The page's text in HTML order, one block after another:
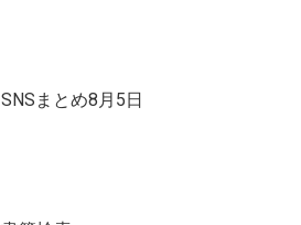
SNSまとめ8月5日